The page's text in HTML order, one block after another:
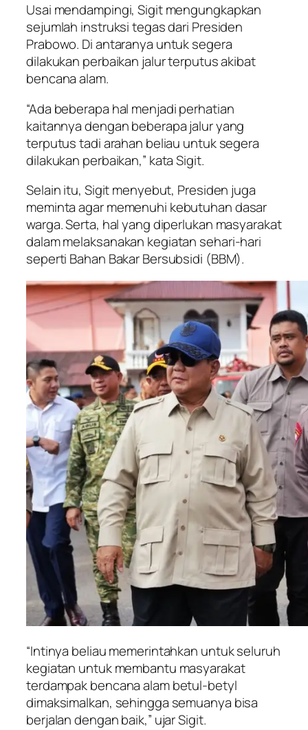
Usai mendampingi, Sigit mengungkapkan
sejumlah instruksi tegas dari Presiden
Prabowo. Di antaranya untuk segera
dilakukan perbaikan jalur terputus akibat
bencana alam.
“Ada beberapa hal menjadi perhatian
kaitannya dengan beberapa jalur yang
terputus tadi arahan beliau untuk segera
dilakukan perbaikan,” kata Sigit.
Selain itu, Sigit menyebut, Presiden juga
meminta agar memenuhi kebutuhan dasar
warga. Serta, hal yang diperlukan masyarakat
dalam melaksanakan kegiatan sehari-hari
seperti Bahan Bakar Bersubsidi (BBM).
“Intinya beliau memerintahkan untuk seluruh
kegiatan untuk membantu masyarakat
terdampak bencana alam betul-betyl
dimaksimalkan, sehingga semuanya bisa
berjalan dengan baik,” ujar Sigit.